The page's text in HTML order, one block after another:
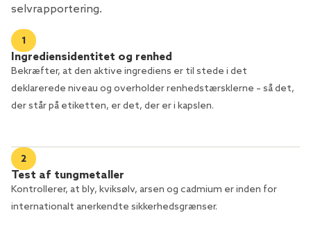
selvrapportering.
1
Ingrediensidentitet og renhed
Bekræfter, at den aktive ingrediens er til stede i det
deklarerede niveau og overholder renhedstærsklerne – så det,
der står på etiketten, er det, der er i kapslen.
2
Test af tungmetaller
Kontrollerer, at bly, kviksølv, arsen og cadmium er inden for
internationalt anerkendte sikkerhedsgrænser.